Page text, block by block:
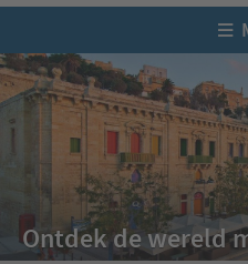
Ontdek de wereld